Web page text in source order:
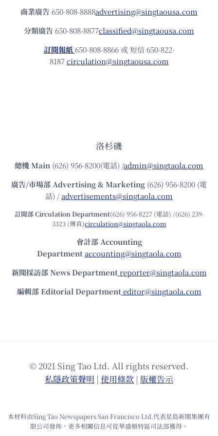
商業廣告 650-808-8888advertising@singtaousa.com
分類廣告 650-808-8877classified@singtaousa.com
訂閱報紙 650-808-8866 或 短信 650-822-
8187circulation@singtaousa.com
洛杉磯
總機Main (626) 956-8200(電話) /admin@singtaola.com
廣告/市場部Advertising & Marketing (626) 956-8200 (電
話) /advertisements@singtaola.com
訂閱部 Circulation Department(626) 956-8227 (電話) /(626) 239-
3323 (傳真)circulation@singtaola.com
會計部 Accounting
Department accounting@singtaola.com
新聞採訪部 News Department reporter@singtaola.com
編輯部 Editorial Department editor@singtaola.com
© 2021 Sing Tao Ltd. All rights reserved.
私隱政策聲明 | 使⽤條款 | 版權告⽰
本材料由Sing Tao Newspapers San Francisco Ltd.代表星島新聞集團有
限公司發佈，更多相關信息可從華盛頓特區司法部獲得。